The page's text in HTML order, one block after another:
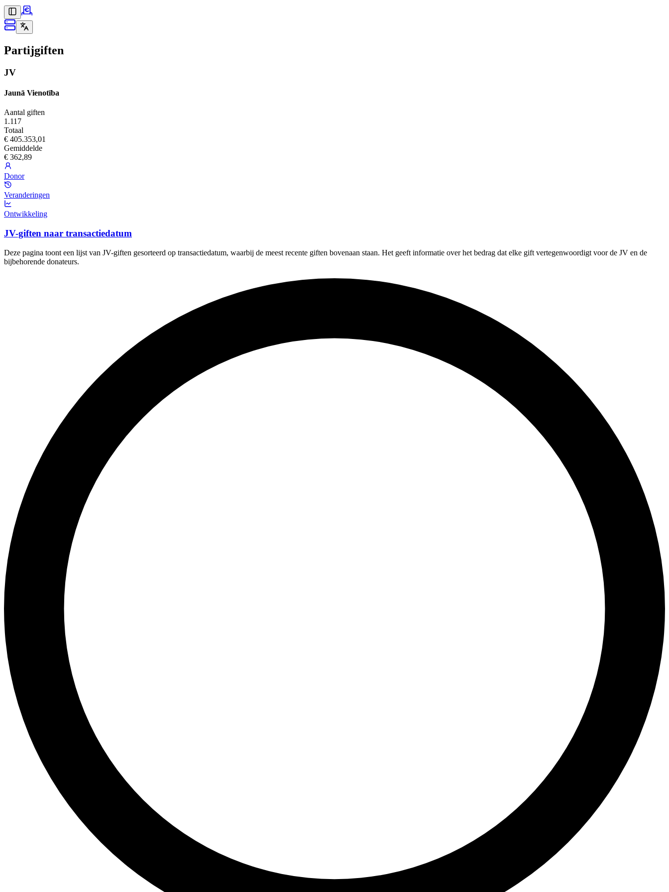
Partijgiften
JV
Jaunā Vienotība
Aantal giften
1.117
Totaal
€ 405.353,01
Gemiddelde
€ 362,89
Donor
Veranderingen
Ontwikkeling
JV-giften naar transactiedatum
Deze pagina toont een lijst van JV-giften gesorteerd op transactiedatum, waarbij de meest recente giften bovenaan staan. Het geeft informatie over het bedrag dat elke gift vertegenwoordigt voor de JV en de
bijbehorende donateurs.